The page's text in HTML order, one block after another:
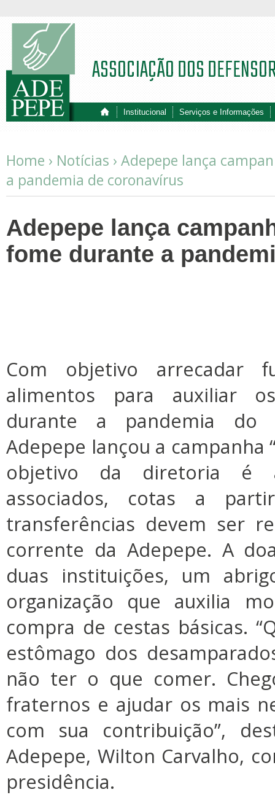
Institucional Serviços e Informações
ASSOCIAÇÃO DOS
Home › Notícias › Adepepe lança
a pandemia de coronavírus
Adepepe lança
fome durante a
Com objetivo arrecadar
alimentos para auxiliar
durante a pandemia do
Adepepe lançou a campanha
objetivo da diretoria é
associados, cotas a
transferências devem ser
corrente da Adepepe. A
duas instituições, um
organização que auxilia
compra de cestas básicas.
estômago dos
não ter o que comer.
fraternos e ajudar os mais
com sua contribuição”,
Adepepe, Wilton Carvalho,
presidência.